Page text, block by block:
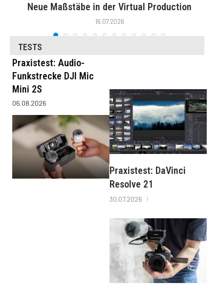
Neue Maßstäbe in der Virtual Production
16.07.2026
TESTS
Praxistest: Audio-
Funkstrecke DJI Mic
Mini 2S
06.08.2026
Praxistest: DaVinci
Resolve 21
30.07.2026